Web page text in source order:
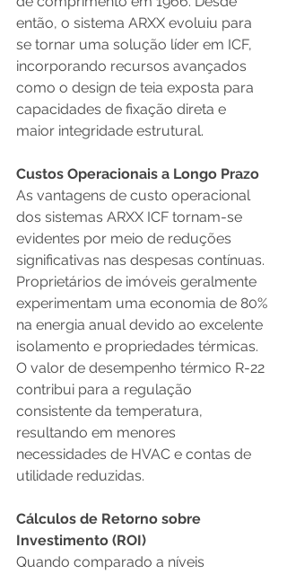
então, o sistema ARXX evoluiu para
se tornar uma solução líder em ICF,
incorporando recursos avançados
como o design de teia exposta para
capacidades de fixação direta e
maior integridade estrutural.
Custos Operacionais a Longo Prazo
As vantagens de custo operacional
dos sistemas ARXX ICF tornam-se
evidentes por meio de reduções
significativas nas despesas contínuas.
Proprietários de imóveis geralmente
experimentam uma economia de 80%
na energia anual devido ao excelente
isolamento e propriedades térmicas.
O valor de desempenho térmico R-22
contribui para a regulação
consistente da temperatura,
resultando em menores
necessidades de HVAC e contas de
utilidade reduzidas.
Cálculos de Retorno sobre
Investimento (ROI)
Quando comparado a níveis